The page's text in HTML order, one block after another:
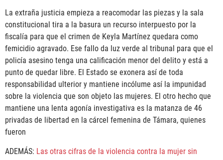
La extraña justicia empieza a reacomodar las piezas y la sala
constitucional tira a la basura un recurso interpuesto por la
fiscalía para que el crimen de Keyla Martínez quedara como
femicidio agravado. Ese fallo da luz verde al tribunal para que el
policía asesino tenga una calificación menor del delito y está a
punto de quedar libre. El Estado se exonera así de toda
responsabilidad ulterior y mantiene incólume así la impunidad
sobre la violencia que son objeto las mujeres. El otro hecho que
mantiene una lenta agonía investigativa es la matanza de 46
privadas de libertad en la cárcel femenina de Támara, quienes
fueron
ADEMÁS: Las otras cifras de la violencia contra la mujer sin